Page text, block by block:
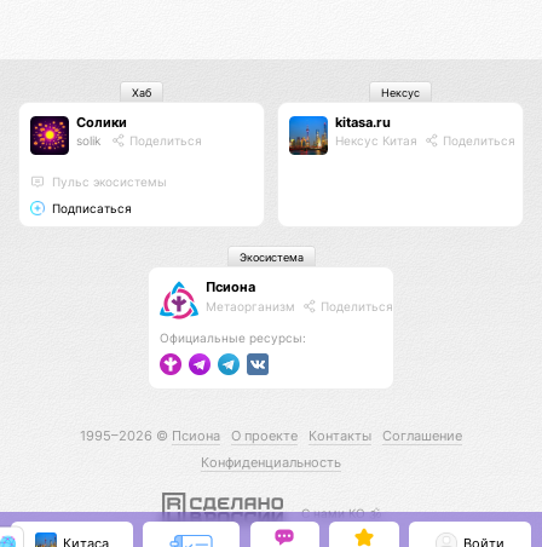
Солики
solik Поделиться
Пульс экосистемы
Подписаться
Хаб
kitasa.ru
Нексус Китая Поделиться
Нексус
Псиона
Метаорганизм Поделиться
Официальные ресурсы:
Экосистема
1995–2026 © Псиона О проекте Контакты
Соглашение
Конфиденциальность
С нами КО 🕉️
Китаса Войти